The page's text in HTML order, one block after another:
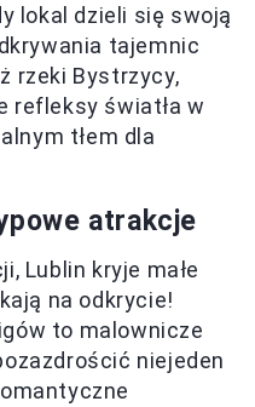
lokal dzieli się swoją
tajemnic
rzeki Bystrzycy,
refleksy światła w
tłem dla
atrakcje
Lublin kryje małe
na odkrycie!
to malownicze
niejeden